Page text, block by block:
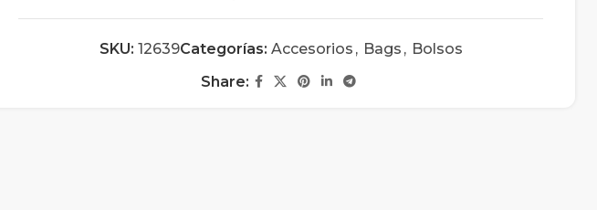
SKU: 12639Categorías: Accesorios , Bags , Bolsos
Share: